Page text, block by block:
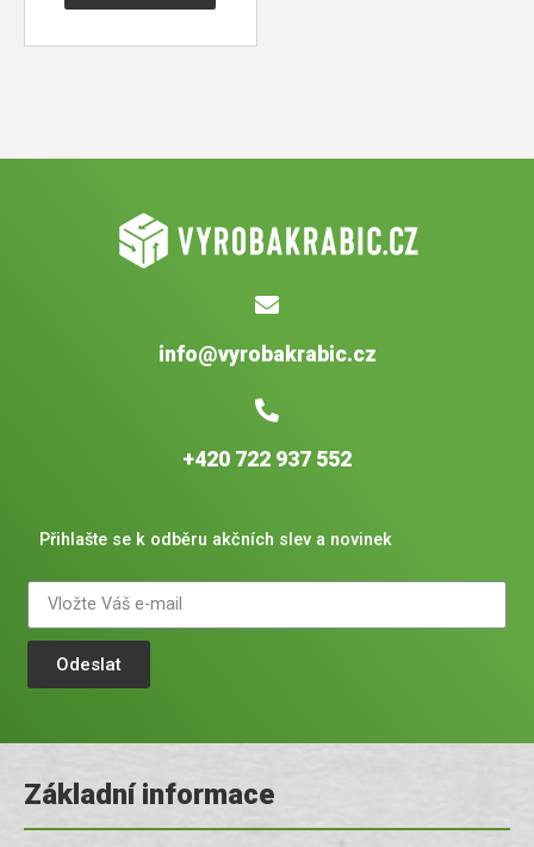
info@vyrobakrabic.cz
+420 722 937 552
Přihlašte se k odběru akčních slev a novinek
Odeslat
Základní informace